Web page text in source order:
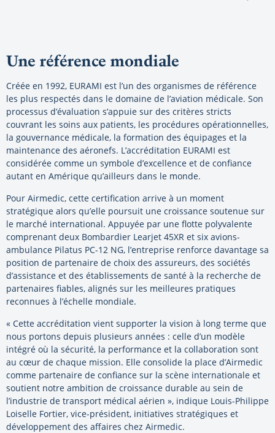
Une référence mondiale
Créée en 1992, EURAMI est l’un des organismes de référence
les plus respectés dans le domaine de l’aviation médicale. Son
processus d’évaluation s’appuie sur des critères stricts
couvrant les soins aux patients, les procédures opérationnelles,
la gouvernance médicale, la formation des équipages et la
maintenance des aéronefs. L’accréditation EURAMI est
considérée comme un symbole d’excellence et de confiance
autant en Amérique qu’ailleurs dans le monde.
Pour Airmedic, cette certification arrive à un moment
stratégique alors qu’elle poursuit une croissance soutenue sur
le marché international. Appuyée par une flotte polyvalente
comprenant deux Bombardier Learjet 45XR et six avions-
ambulance Pilatus PC-12 NG, l’entreprise renforce davantage sa
position de partenaire de choix des assureurs, des sociétés
d’assistance et des établissements de santé à la recherche de
partenaires fiables, alignés sur les meilleures pratiques
reconnues à l’échelle mondiale.
« Cette accréditation vient supporter la vision à long terme que
nous portons depuis plusieurs années : celle d’un modèle
intégré où la sécurité, la performance et la collaboration sont
au cœur de chaque mission. Elle consolide la place d’Airmedic
comme partenaire de confiance sur la scène internationale et
soutient notre ambition de croissance durable au sein de
l’industrie de transport médical aérien », indique Louis-Philippe
Loiselle Fortier, vice-président, initiatives stratégiques et
développement des affaires chez Airmedic.